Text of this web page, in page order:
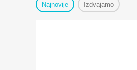
Najnovije Izdvajamo